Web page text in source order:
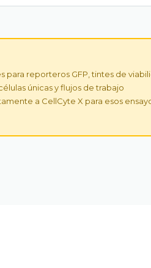
para reporteros GFP, tintes de
únicas y flujos de trabajo
a CellCyte X para esos